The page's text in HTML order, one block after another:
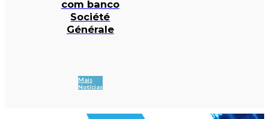
com banco
Société
Générale
Mais
Notícias